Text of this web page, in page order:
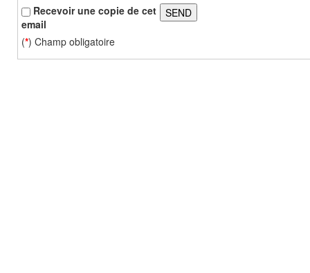
Recevoir une copie de cet
email
SEND
(*) Champ obligatoire